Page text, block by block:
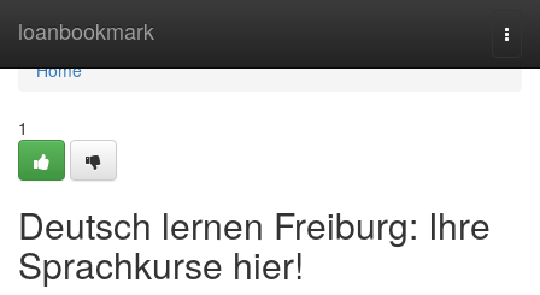
loanbookmark
Home
Home
1
Deutsch lernen Freiburg: Ihre
Sprachkurse hier!